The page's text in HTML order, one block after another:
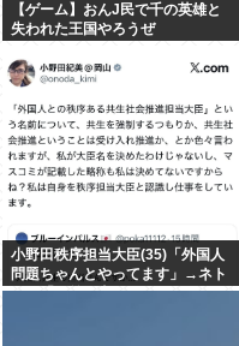
【ゲーム】おんJ民で千の英雄と
失われた王国やろうぜ
小野田秩序担当大臣(35)「外国人
問題ちゃんとやってます」→ネト
ウヨ「お前仕事してないだろ 」→